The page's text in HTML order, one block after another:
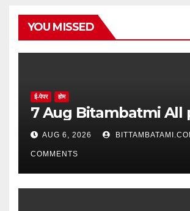
YOU MISSED
ई-पेपर होम
7 Aug Bitambatmi
AUG 6, 2026
COMMENTS